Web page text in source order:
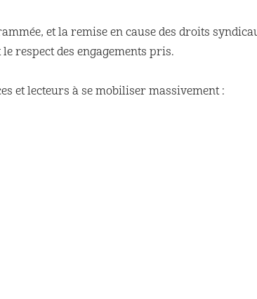
et la remise en cause des droits
respect des engagements pris.
et lecteurs à se mobiliser massivement :